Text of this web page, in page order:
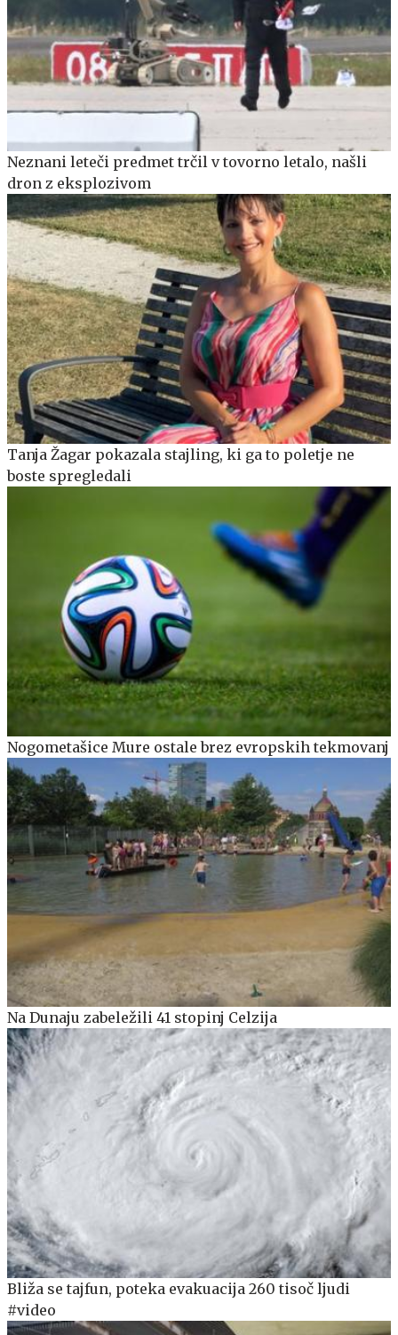
Neznani leteči predmet trčil v tovorno letalo, našli
dron z eksplozivom
Tanja Žagar pokazala stajling, ki ga to poletje ne
boste spregledali
Nogometašice Mure ostale brez evropskih tekmovanj
Na Dunaju zabeležili 41 stopinj Celzija
Bliža se tajfun, poteka evakuacija 260 tisoč ljudi
#video